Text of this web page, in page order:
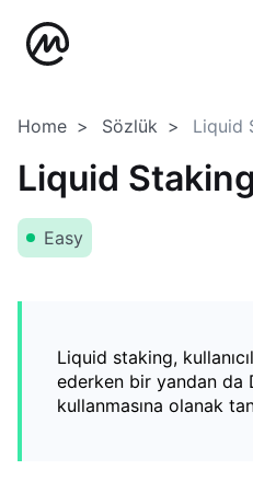
Home Sözlük Liquid
Liquid Staking
Easy
Liquid staking,
ederken bir yandan da
kullanmasına olanak